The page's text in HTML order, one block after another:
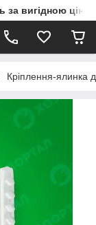
за вигідною
Кріплення-ялинка